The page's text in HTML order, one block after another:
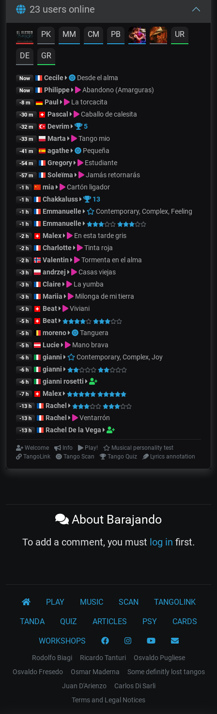
23 users online
PK MM CM PB UR
DE GR
Now Cecile Desde el alma
Now Philippe Abandono (Amarguras)
-8 m Paul La torcacita
-30 m Pascal Caballo de calesita
-32 m Devrim 5
-33 m Marta Tango mio
-41 m agathe Pequeña
-54 m Gregory Estudiante
-57 m Soleïma Jamás retornarás
-1 h mia Cartón ligador
-1 h Chakkaluss 13
-1 h Emmanuelle Contemporary, Complex, Feeling
-1 h Emmanuelle
-2 h Malex En esta tarde gris
-2 h Charlotte Tinta roja
-2 h Valentin Tormenta en el alma
-3 h andrzej Casas viejas
-3 h Claire La yumba
-3 h Mariia Milonga de mi tierra
-5 h Beat Viviani
-5 h Beat
-5 h moreno Tanguera
-5 h Lucie Mano brava
-6 h gianni Contemporary, Complex, Joy
-6 h gianni
-6 h gianni rosetti
-7 h Malex
-13 h Rachel
-13 h Rachel Ventarrón
-13 h Rachel De la Vega
Welcome Info Play!
Musical personality test
TangoLink
Tango Scan Tango Quiz Lyrics annotation
About Barajando
To add a comment, you must log in first.
PLAY MUSIC SCAN TANGOLINK
TANDA QUIZ ARTICLES PSY CARDS
WORKSHOPS
Rodolfo Biagi Ricardo Tanturi
Osvaldo Pugliese
Osvaldo Fresedo
Osmar Maderna
Some definitly lost tangos
Juan D'Arienzo
Carlos Di Sarli
Terms and Legal Notices